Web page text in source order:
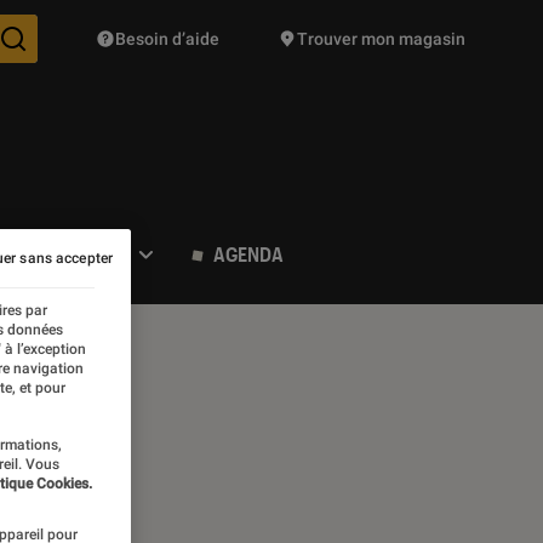
Des suggestions de produits vont vous être proposées
Besoin d’aide Trouver mon magasin
POP CULTURE AGENDA
par
données
l’exception
navigation
et pour
Vous
Cookies.
pour
sans accepter